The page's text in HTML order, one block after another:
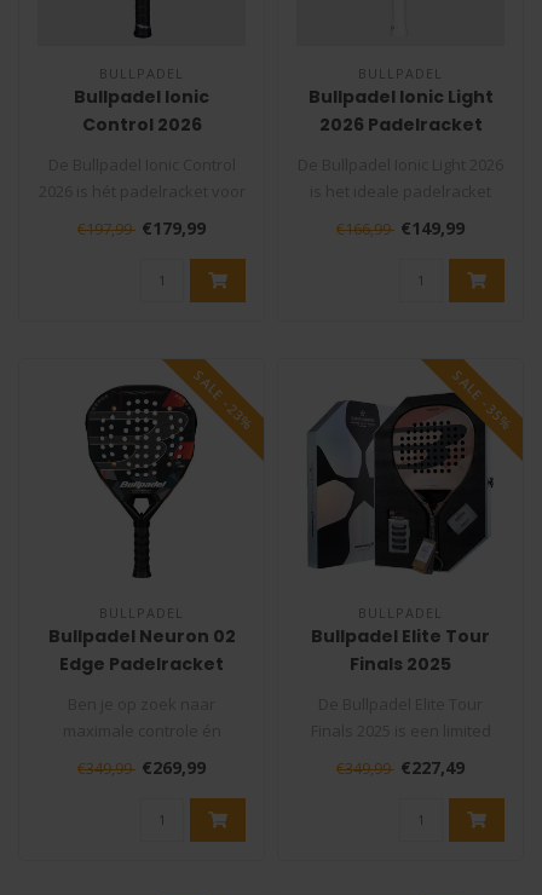
BULLPADEL
Bullpadel Ionic
Control 2026
spelers die vertrouwen ..
€197,99 €179,99
BULLPADEL
Bullpadel Ionic Light
2026 Padelracket
voor spelers die op zoek..
€166,99 €149,99
SALE -23%
BULLPADEL
Bullpadel Neuron 02
Edge Padelracket
power op de padelbaan?
De Bullpadel Ne..
€349,99 €269,99
SALE -35%
BULLPADEL
Bullpadel Elite Tour
Finals 2025
edition padelracket voor
€349,99 €227,49